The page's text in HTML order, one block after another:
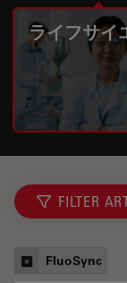
ライフサイ
FILTER
FluoSync